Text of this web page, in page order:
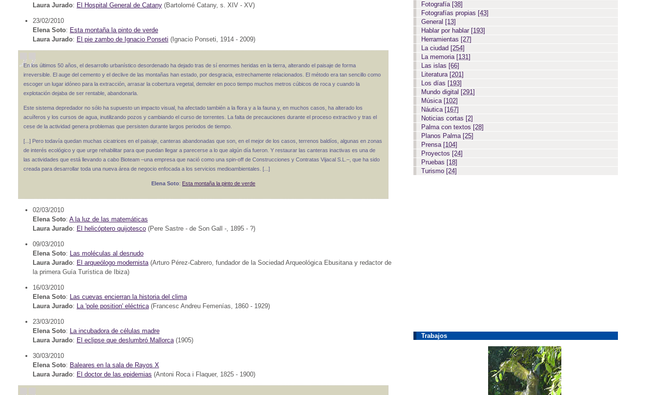
Laura Jurado: El Hospital General de Catany(Bartolomé Catany, s. XIV - XV)
23/02/2010
Elena Soto: Esta montaña la pinto de verde
Laura Jurado: El pie zambo de Ignacio Ponseti (Ignacio Ponseti, 1914 - 2009)
En los últimos 50 años, el desarrollo urbanístico desordenado ha dejado tras de sí enormes heridas en la tierra, alterando el paisaje de forma
irreversible. El auge del cemento y el declive de las montañas han estado, por desgracia, estrechamente relacionados. El método era tan sencillo como
escoger un lugar idóneo para la extracción, arrasar la cobertura vegetal, demoler en poco tiempo muchos metros cúbicos de roca y cuando la
explotación dejaba de ser rentable, abandonarla.
Este sistema depredador no sólo ha supuesto un impacto visual, ha afectado también a la flora y a la fauna y, en muchos casos, ha alterado los
acuíferos y los cursos de agua, inutilizando pozos y cambiando el curso de torrentes. La falta de precauciones durante el proceso extractivo y tras el
cese de la actividad genera problemas que persisten durante largos periodos de tiempo.
[...] Pero todavía quedan muchas cicatrices en el paisaje, canteras abandonadas que son, en el mejor de los casos, terrenos baldíos, algunas en zonas
de interés ecológico y que urge rehabilitar para que puedan llegar a parecerse a lo que algún día fueron. Y restaurar las canteras inactivas es una de
las actividades que está llevando a cabo Bioteam –una empresa que nació como una spin-off de Construcciones y Contratas Vijacal S.L.–, que ha sido
creada para desarrollar toda una nueva área de negocio enfocada a los servicios medioambientales. [...]
Elena Soto: Esta montaña la pinto de verde
02/03/2010
Elena Soto: A la luz de las matemáticas
Laura Jurado: El helicóptero quijotesco(Pere Sastre - de Son Gall -, 1895 - ?)
09/03/2010
Elena Soto: Las moléculas al desnudo
Laura Jurado: El arqueólogo modernista(Arturo Pérez-Cabrero, fundador de la Sociedad Arqueológica Ebusitana y redactor de
la primera Guía Turística de Ibiza)
16/03/2010
Elena Soto: Las cuevas encierran la historia del clima
Laura Jurado: La 'pole position' eléctrica(Francesc Andreu Femenías, 1860 - 1929)
23/03/2010
Elena Soto: La incubadora de células madre
Laura Jurado: El eclipse que deslumbró Mallorca(1905)
30/03/2010
Elena Soto: Baleares en la sala de Rayos X
Laura Jurado: El doctor de las epidemias (Antoni Roca i Flaquer, 1825 - 1900)
Fotografía [38]
Fotografías propias [43]
General [13]
Hablar por hablar [193]
Herramientas [27]
La ciudad [254]
La memoria [131]
Las islas [66]
Literatura [201]
Los días [193]
Mundo digital [291]
Música [102]
Náutica [167]
Noticias cortas [2]
Palma con textos [28]
Planos Palma [25]
Prensa [104]
Proyectos [24]
Pruebas [18]
Turismo [24]
Trabajos